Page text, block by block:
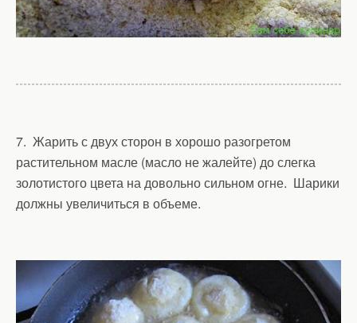
7. Жарить с двух сторон в хорошо разогретом
растительном масле (масло не жалейте) до слегка
золотистого цвета на довольно сильном огне. Шарики
должны увеличиться в объеме.